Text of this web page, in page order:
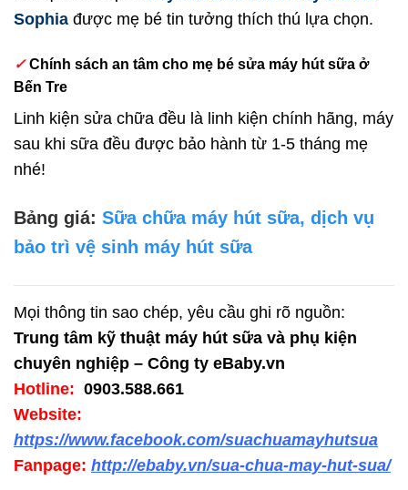
Sophia được mẹ bé tin tưởng thích thú lựa chọn.
✓Chính sách an tâm cho mẹ bé sửa máy hút sữa ở
Bến Tre
Linh kiện sửa chữa đều là linh kiện chính hãng, máy
sau khi sữa đều được bảo hành từ 1-5 tháng mẹ
nhé!
Bảng giá: Sữa chữa máy hút sữa, dịch vụ
bảo trì vệ sinh máy hút sữa
Mọi thông tin sao chép, yêu cầu ghi rõ nguồn:
Trung tâm kỹ thuật máy hút sữa và phụ kiện
chuyên nghiệp – Công ty eBaby.vn
Hotline: 0903.588.661
Website:
https://www.facebook.com/suachuamayhutsua
Fanpage: http://ebaby.vn/sua-chua-may-hut-sua/